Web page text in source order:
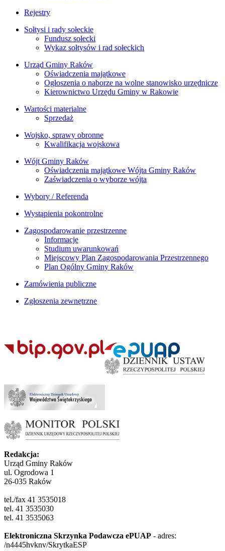
Rejestry
Sołtysi i rady sołeckie
Fundusz sołecki
Wykaz sołtysów i rad sołeckich
Urząd Gminy Raków
Oświadczenia majątkowe
Ogłoszenia o naborze na wolne stanowisko urzędnicze
Kierownictwo Urzędu Gminy w Rakowie
Wartości materialne
Sprzedaż
Wojsko, sprawy obronne
Kwalifikacja wojskowa
Wójt Gminy Raków
Oświadczenia majątkowe Wójta Gminy Raków
Zaświadczenia o wyborze wójta
Wybory / Referenda
Wystąpienia pokontrolne
Zagospodarowanie przestrzenne
Informacje
Studium uwarunkowań
Miejscowy Plan Zagospodarowania Przestrzennego
Plan Ogólny Gminy Raków
Zamówienia publiczne
Zgłoszenia zewnętrzne
Redakcja:
Urząd Gminy Raków
ul. Ogrodowa 1
26-035 Raków
tel./fax 41 3535018
tel. 41 3535030
tel. 41 3535063
Elektroniczna Skrzynka Podawcza ePUAP - adres:
/n4445hvknv/SkrytkaESP